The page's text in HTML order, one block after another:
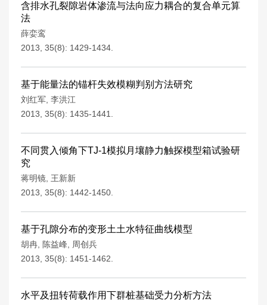
含排水孔裂隙岩体渗流与法向应力耦合的复合单元算
法
薛娈鸾
2013, 35(8): 1429-1434.
基于能量法的锚杆失效模糊判别方法研究
刘红军 李洪江
2013, 35(8): 1435-1441.
不同贯入倾角下TJ-1模拟月壤静力触探模型箱试验研
究
蒋明镜 王新新
2013, 35(8): 1442-1450.
基于孔隙分布的变形土土水特征曲线模型
胡冉 陈益峰
周创兵
2013, 35(8): 1451-1462.
水平及扭转荷载作用下群桩基础受力分析方法